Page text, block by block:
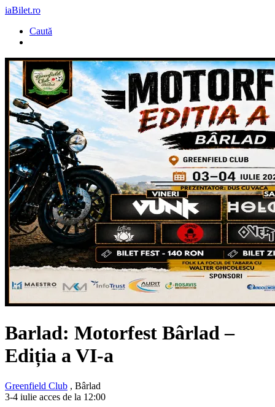
iaBilet.ro
Caută
Barlad: Motorfest Bârlad –
Ediția a VI-a
Greenfield Club , Bârlad
3-4 iulie acces de la 12:00